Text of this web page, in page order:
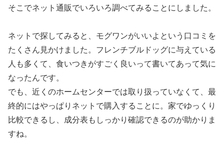
そこでネット通販でいろいろ調べてみることにしました。
ネットで探してみると、モグワンがいいよという口コミを
たくさん見かけました。フレンチブルドッグに与えている
人も多くて、食いつきがすごく良いって書いてあって気に
なったんです。
でも、近くのホームセンターでは取り扱っていなくて、最
終的にはやっぱりネットで購入することに。家でゆっくり
比較できるし、成分表もしっかり確認できるのが助かりま
すね。